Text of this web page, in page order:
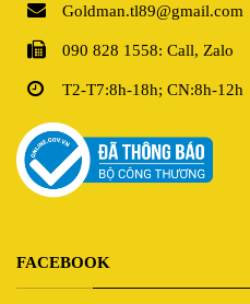
Goldman.tl89@gmail.com
090 828 1558: Call, Zalo
T2-T7:8h-18h; CN:8h-12h
FACEBOOK